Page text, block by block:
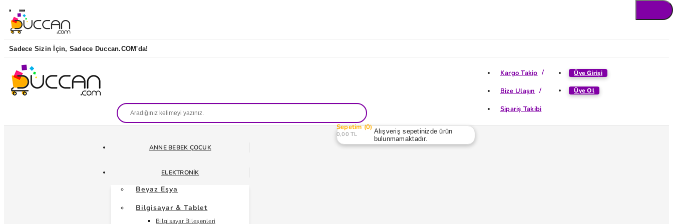
Sadece Sizin İçin, Sadece Duccan.COM'da!
Üye Girişi
Üye Ol
Kargo Takip
Bize Ulaşın
Sipariş Takibi
Sepetim 0
0,00 TL
Alışveriş sepetinizde ürün
bulunmamaktadır.
ANNE BEBEK ÇOCUK
ELEKTRONIK
Beyaz Eşya
Bilgisayar & Tablet
Bilgisayar Bileşenleri